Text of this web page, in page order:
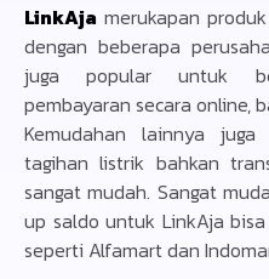
LinkAja merukapan
dengan beberapa
juga popular untuk
pembayaran secara online,
Kemudahan lainnya
tagihan listrik bahkan
sangat mudah. Sangat
up saldo untuk LinkAja
seperti Alfamart dan